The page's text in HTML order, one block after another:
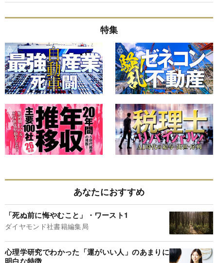
特集
あなたにおすすめ
「死ぬ前に悔やむこと」・ワースト1
ダイヤモンド社書籍編集局
心理学研究でわかった「運がいい人」のあまりに